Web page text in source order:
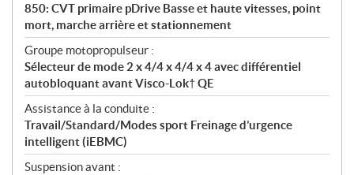
850: CVT primaire pDrive Basse et haute vitesses, point
mort, marche arrière et stationnement
Groupe motopropulseur :
Sélecteur de mode 2 x 4/4 x 4/4 x 4 avec différentiel
autobloquant avant Visco-Lok† QE
Assistance à la conduite :
Travail/Standard/Modes sport Freinage d’urgence
intelligent (iEBMC)
Suspension avant :